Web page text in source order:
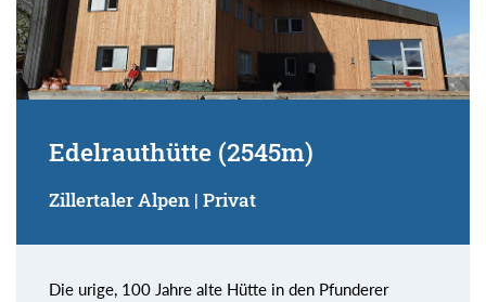
Edelrauthütte (2545m)
Zillertaler Alpen | Privat
Die urige, 100 Jahre alte Hütte in den Pfunderer